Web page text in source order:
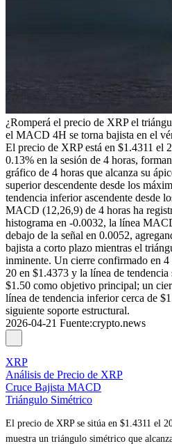
¿Romperá el precio de XRP el
el MACD 4H se torna bajista en el
El precio de XRP está en $1.4311 el
0.13% en la sesión de 4 horas,
gráfico de 4 horas que alcanza su
superior descendente desde los
tendencia inferior ascendente desde
MACD (12,26,9) de 4 horas ha
histograma en -0.0032, la línea
debajo de la señal en 0.0052,
bajista a corto plazo mientras el
inminente. Un cierre confirmado en
20 en $1.4373 y la línea de
$1.50 como objetivo principal; un
línea de tendencia inferior cerca de
siguiente soporte estructural.
2026-04-21 Fuente:crypto.news
XRP
Análisis de Precio de XRP
Cruce Bajista MACD
Triángulo Simétrico
El precio de XRP se sitúa en $1.4311 el
muestra un triángulo simétrico que